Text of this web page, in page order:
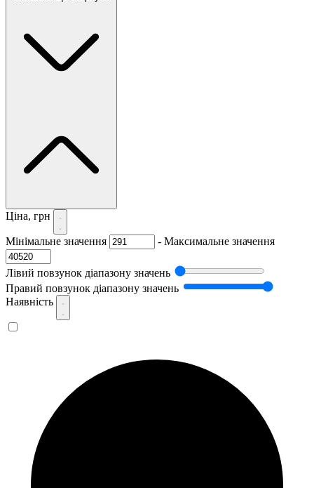
Ціна, грн
Мінімальне значення - Максимальне значення
Лівий повзунок діапазону значень
Правий повзунок діапазону значень
Наявність